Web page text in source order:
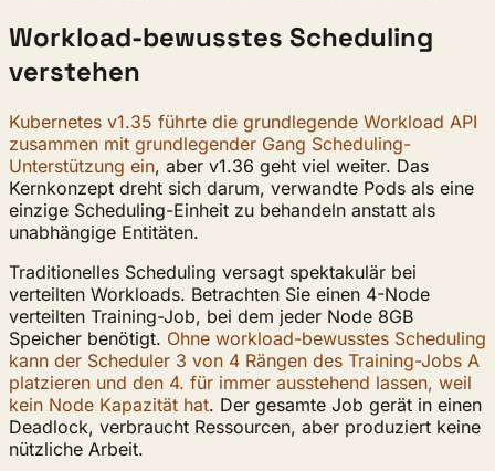
Workload-bewusstes Scheduling
verstehen
Kubernetes v1.35 führte die grundlegende Workload API
zusammen mit grundlegender Gang Scheduling-
Unterstützung ein, aber v1.36 geht viel weiter. Das
Kernkonzept dreht sich darum, verwandte Pods als eine
einzige Scheduling-Einheit zu behandeln anstatt als
unabhängige Entitäten.
Traditionelles Scheduling versagt spektakulär bei
verteilten Workloads. Betrachten Sie einen 4-Node
verteilten Training-Job, bei dem jeder Node 8GB
Speicher benötigt. Ohne workload-bewusstes Scheduling
kann der Scheduler 3 von 4 Rängen des Training-Jobs A
platzieren und den 4. für immer ausstehend lassen, weil
kein Node Kapazität hat. Der gesamte Job gerät in einen
Deadlock, verbraucht Ressourcen, aber produziert keine
nützliche Arbeit.